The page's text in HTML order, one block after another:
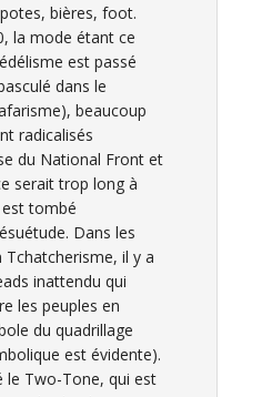
bières, foot.
la mode étant ce
est passé
dans le
beaucoup
radicalisés
du National Front et
serait trop long à
tombé
Dans les
Tchatcherisme, il y a
inattendu qui
les peuples en
du quadrillage
est évidente).
le Two-Tone, qui est